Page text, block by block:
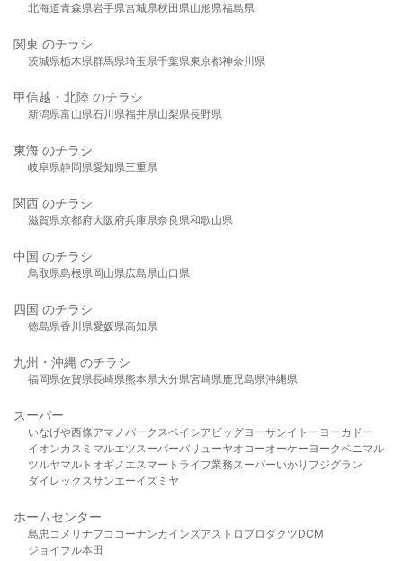
北海道青森県岩手県宮城県秋田県山形県福島県
関東 のチラシ
茨城県栃木県群馬県埼玉県千葉県東京都神奈川県
甲信越・北陸 のチラシ
新潟県富山県石川県福井県山梨県長野県
東海 のチラシ
岐阜県静岡県愛知県三重県
関西 のチラシ
滋賀県京都府大阪府兵庫県奈良県和歌山県
中国 のチラシ
鳥取県島根県岡山県広島県山口県
四国 のチラシ
徳島県香川県愛媛県高知県
九州・沖縄 のチラシ
福岡県佐賀県長崎県熊本県大分県宮崎県鹿児島県沖縄県
スーパー
いなげや西條アマノパークスベイシア ビッグヨーサンイトーヨーカドー
イオンカスミ マルエツスーパーバリューヤオコーオーケー ヨークベニマル
ツルヤマルト オギノ エスマート ライフ業務スーパーいかり フジグラン
ダイレックスサンエーイズミヤ
ホームセンター
島忠 コメリ ナフコ コーナンカインズアストロプロダクツDCM
ジョイフル本田